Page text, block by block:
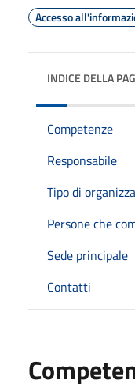
Accesso
INDICE DELLA
Competenze
Responsabile
Tipo di
Persone che
Sede principale
Contatti